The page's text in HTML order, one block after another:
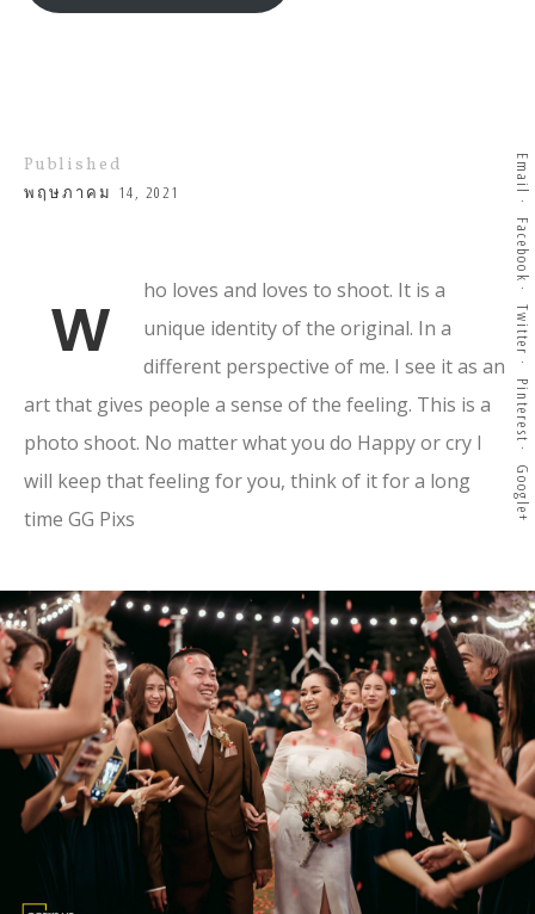
Email
Facebook
Twitter
Pinterest
Google+
Published
พฤษภาคม 14, 2021
W
ho loves and loves to shoot. It is a
unique identity of the original. In a
different perspective of me. I see it as an
art that gives people a sense of the feeling. This is a
photo shoot. No matter what you do Happy or cry I
will keep that feeling for you, think of it for a long
time GG Pixs